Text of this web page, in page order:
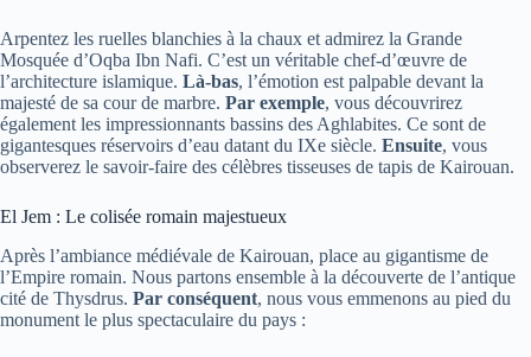
Arpentez les ruelles blanchies à la chaux et admirez la Grande
Mosquée d’Oqba Ibn Nafi. C’est un véritable chef-d’œuvre de
l’architecture islamique. Là-bas, l’émotion est palpable devant la
majesté de sa cour de marbre. Par exemple, vous découvrirez
également les impressionnants bassins des Aghlabites. Ce sont de
gigantesques réservoirs d’eau datant du IXe siècle. Ensuite, vous
observerez le savoir-faire des célèbres tisseuses de tapis de Kairouan.
El Jem : Le colisée romain majestueux
Après l’ambiance médiévale de Kairouan, place au gigantisme de
l’Empire romain. Nous partons ensemble à la découverte de l’antique
cité de Thysdrus. Par conséquent, nous vous emmenons au pied du
monument le plus spectaculaire du pays :